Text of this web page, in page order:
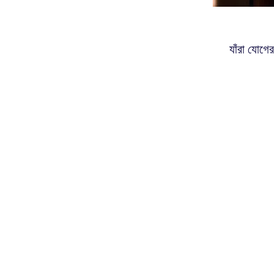
যাঁরা